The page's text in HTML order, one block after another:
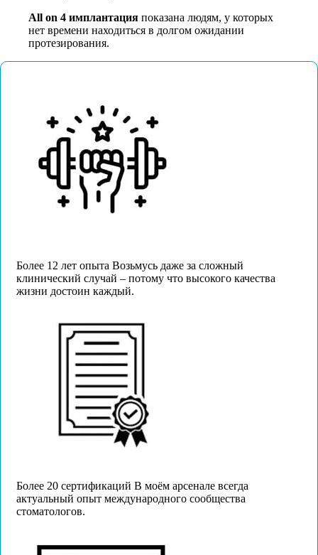
All on 4 имплантация показана людям, у которых
нет времени находиться в долгом ожидании
протезирования.
Более 12 лет опыта Возьмусь даже за сложный
клинический случай – потому что высокого качества
жизни достоин каждый.
Более 20 сертификаций В моём арсенале всегда
актуальный опыт международного сообщества
стоматологов.